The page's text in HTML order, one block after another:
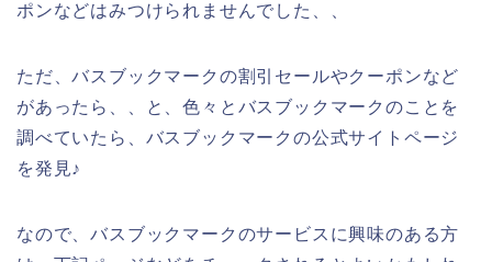
ポンなどはみつけられませんでした、、
ただ、バスブックマークの割引セールやクーポンなど
があったら、、と、色々とバスブックマークのことを
調べていたら、バスブックマークの公式サイトページ
を発見♪
なので、バスブックマークのサービスに興味のある方